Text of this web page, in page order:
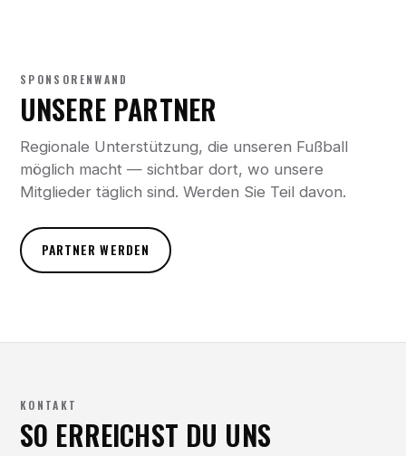
SPONSORENWAND
UNSERE PARTNER
Regionale Unterstützung, die unseren Fußball
möglich macht — sichtbar dort, wo unsere
Mitglieder täglich sind. Werden Sie Teil davon.
PARTNER WERDEN
KONTAKT
SO ERREICHST DU UNS